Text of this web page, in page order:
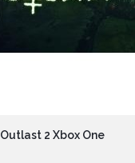
Outlast 2 Xbox One